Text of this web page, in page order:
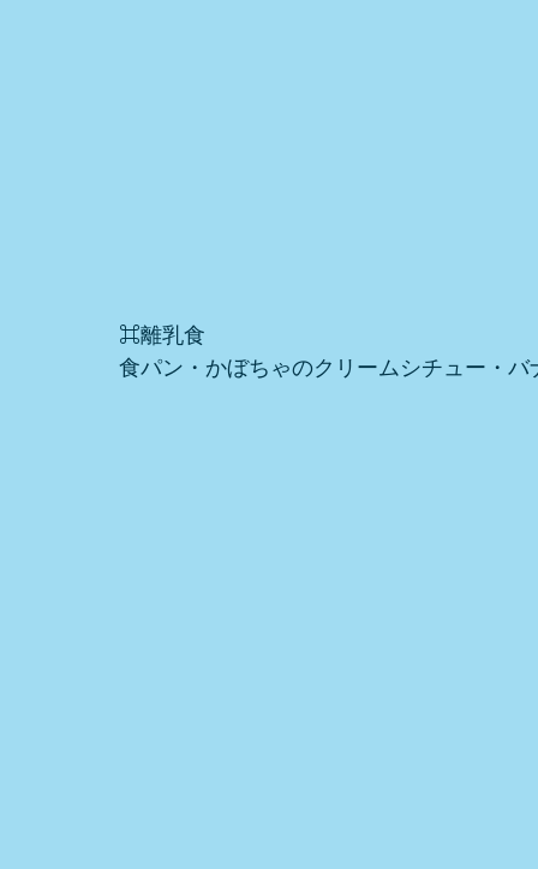
⌘離乳食
食パン・かぼちゃのクリームシチュー・バ